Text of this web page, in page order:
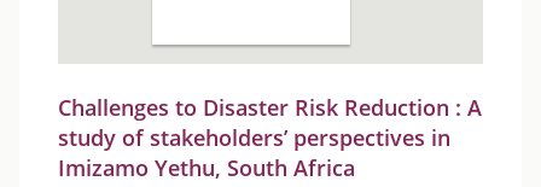
Challenges to Disaster Risk Reduction : A
study of stakeholders’ perspectives in
Imizamo Yethu, South Africa